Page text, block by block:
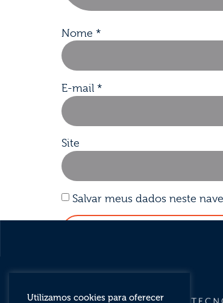
Nome *
E-mail *
Site
Salvar meus dados neste
Utilizamos cookies para oferecer